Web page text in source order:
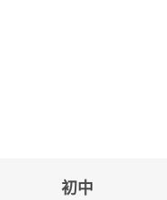
初中